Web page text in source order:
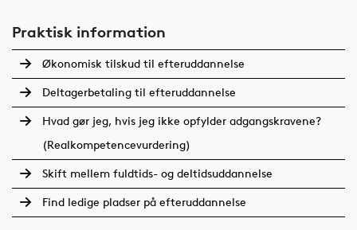
Praktisk information
Økonomisk tilskud til efteruddannelse
Deltagerbetaling til efteruddannelse
Hvad gør jeg, hvis jeg ikke opfylder adgangskravene?
(Realkompetencevurdering)
Skift mellem fuldtids- og deltidsuddannelse
Find ledige pladser på efteruddannelse